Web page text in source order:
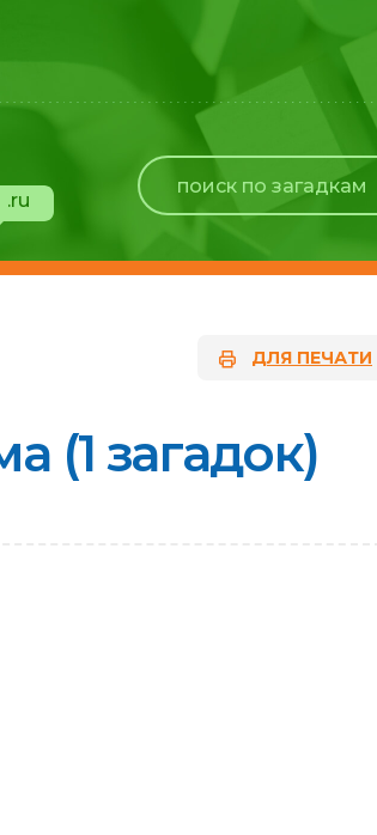
.ru
ДЛЯ ПЕЧАТИ
(1 загадок)